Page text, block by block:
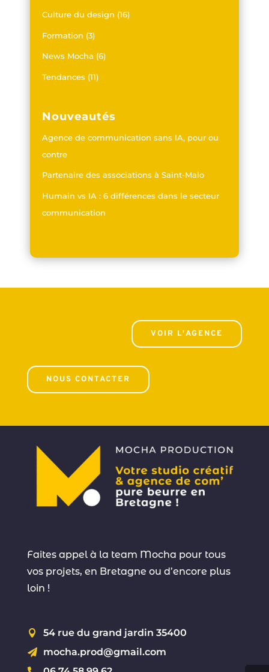
Culture du design (16)
Formation (3)
News Mocha (6)
Tendances (11)
Nouveautés
Agence de communication sans IA, pour ou
contre
Partenaire des associations à Saint-Malo
Humain vs IA : 6 différences dans le secteur
communication
VOIR L'AGENCE
NOUS CONTACTER
Faites appel à la team Mocha pour tous
vos projets, en Bretagne ou d’encore plus
loin !
 54 rue du grand jardin 35400
 mocha.prod@gmail.com